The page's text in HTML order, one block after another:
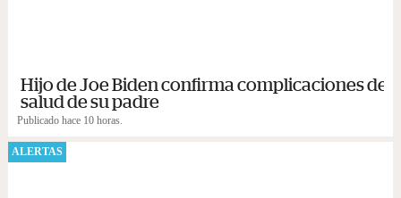
Hijo de Joe Biden confirma complicaciones de
salud de su padre
Publicado hace 10 horas.
ALERTAS